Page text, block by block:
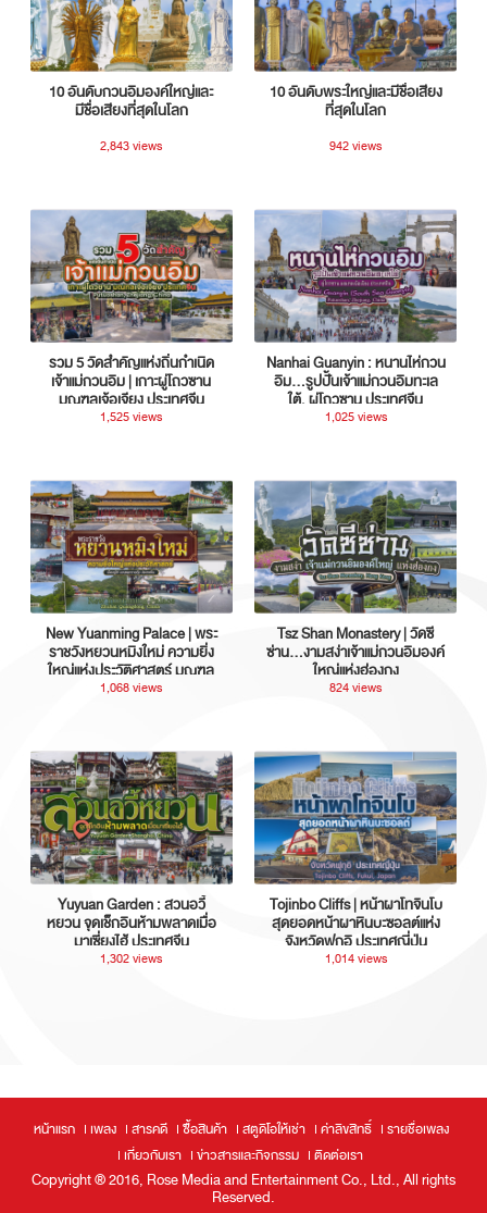
10 อันดับกวนอิมองค์ใหญ่และ
มีชื่อเสียงที่สุดในโลก
2,843 views
10 อันดับพระใหญ่และมีชื่อเสียง
ที่สุดในโลก
942 views
รวม 5 วัดสำคัญแห่งถิ่นกำเนิด
เจ้าแม่กวนอิม | เกาะผู่โถวซาน
มณฑลเจ้อเจียง ประเทศจีน
1,525 views
Nanhai Guanyin : หนานไห่กวน
อิม...รูปปั้นเจ้าแม่กวนอิมทะเล
ใต้, ผู่โถวซาน ประเทศจีน
1,025 views
New Yuanming Palace | พระ
ราชวังหยวนหมิงใหม่ ความยิ่ง
ใหญ่แห่งประวัติศาสตร์ มณฑล
กวางตุ้ง ประเทศจีน
1,068 views
Tsz Shan Monastery | วัดซี
ซ่าน…งามสง่าเจ้าแม่กวนอิมองค์
ใหญ่แห่งฮ่องกง
824 views
Yuyuan Garden : สวนอวี้
หยวน จุดเช็กอินห้ามพลาดเมื่อ
มาเซี่ยงไฮ้ ประเทศจีน
1,302 views
Tojinbo Cliffs | หน้าผาโทจินโบ
สุดยอดหน้าผาหินบะซอลต์แห่ง
จังหวัดฟุกุอิ ประเทศญี่ปุ่น
1,014 views
หน้าแรก เพลง สารคดี ซื้อสินค้า สตูดิโอให้เช่า ค่าลิขสิทธิ์
รายชื่อเพลง
เกี่ยวกับเรา
ข่าวสารและกิจกรรม ติดต่อเรา
Copyright ® 2016, Rose Media and Entertainment Co., Ltd., All rights
Reserved.